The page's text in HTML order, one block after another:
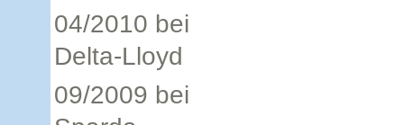
04/2010 bei
Delta-Lloyd
09/2009 bei